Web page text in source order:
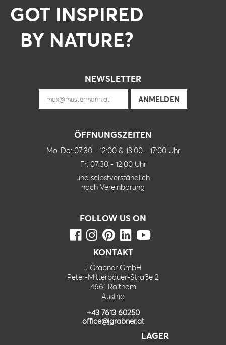
GOT INSPIRED
BY NATURE?
NEWSLETTER
ÖFFNUNGSZEITEN
Mo-Do: 07:30 - 12:00 & 13:00 - 17:00 Uhr
Fr: 07:30 - 12:00 Uhr
und selbstverständlich
nach Vereinbarung
FOLLOW US ON
KONTAKT
J Grabner GmbH
Peter-Mitterbauer-Straße 2
4661 Roitham
Austria
+43 7613 60250
office@jgrabner.at
LAGER